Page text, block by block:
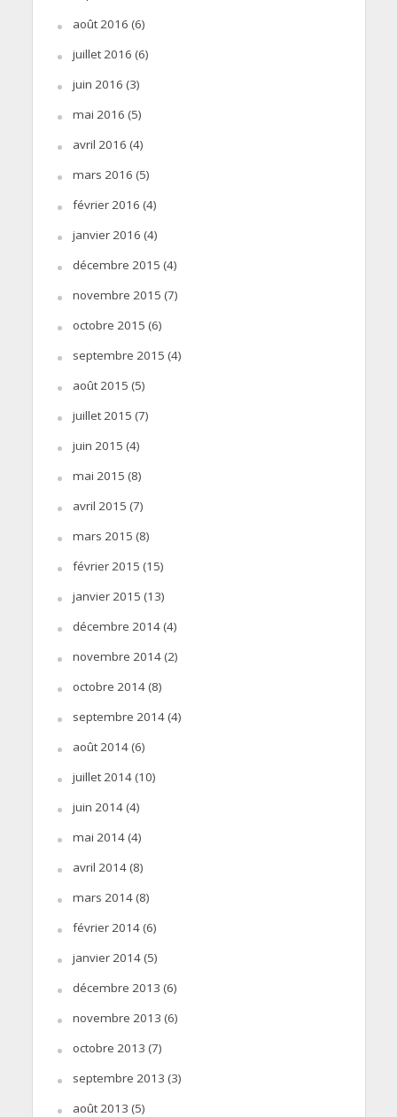
août 2016 (6)
juillet 2016 (6)
juin 2016 (3)
mai 2016 (5)
avril 2016 (4)
mars 2016 (5)
février 2016 (4)
janvier 2016 (4)
décembre 2015 (4)
novembre 2015 (7)
octobre 2015 (6)
septembre 2015 (4)
août 2015 (5)
juillet 2015 (7)
juin 2015 (4)
mai 2015 (8)
avril 2015 (7)
mars 2015 (8)
février 2015 (15)
janvier 2015 (13)
décembre 2014(4)
novembre 2014(2)
octobre 2014(8)
septembre 2014(4)
août 2014(6)
juillet 2014(10)
juin 2014(4)
mai 2014(4)
avril 2014(8)
mars 2014(8)
février 2014(6)
janvier 2014(5)
décembre 2013 (6)
novembre 2013 (6)
octobre 2013 (7)
septembre 2013 (3)
août 2013 (5)